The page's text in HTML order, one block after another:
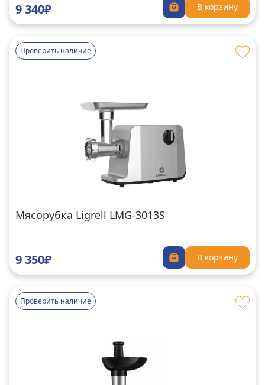
9 340₽ В корзину
Проверить наличие
Мясорубка Ligrell LMG-3013S
9 350₽ В корзину
Проверить наличие